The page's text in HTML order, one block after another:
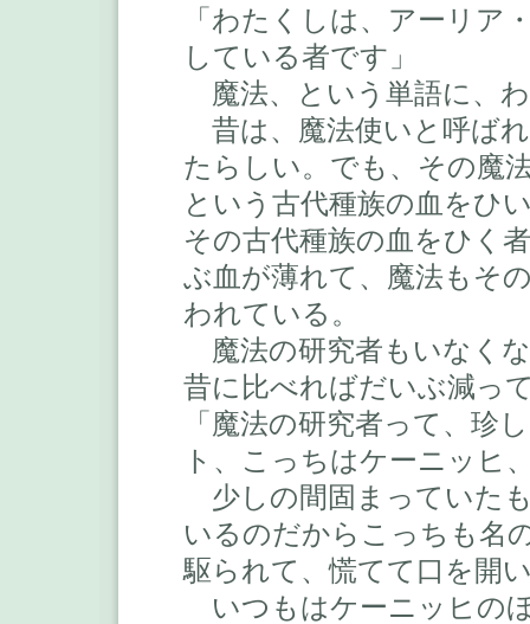
「わたくしは、アーリア
している者です」
魔法、という単語に、
昔は、魔法使いと呼ば
たらしい。でも、その魔
という古代種族の血をひ
その古代種族の血をひく
ぶ血が薄れて、魔法もそ
われている。
魔法の研究者もいなく
昔に比べればだいぶ減っ
「魔法の研究者って、珍
ト、こっちはケーニッヒ
少しの間固まっていた
いるのだからこっちも名
駆られて、慌てて口を開
いつもはケーニッヒの